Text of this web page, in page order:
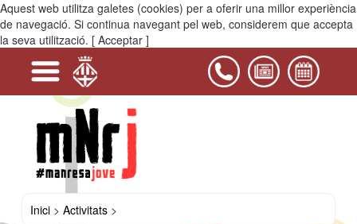
Aquest web utilitza galetes (cookies) per a oferir una millor experiència
de navegació. Si continua navegant pel web, considerem que accepta
la seva utilització. [ Acceptar ]
MENÚ
Serveis
+
Projectes
+
Activitats
-
Activitats
Espai
Joan
Amades
OJB
+
Estiu
Jove
+
Activitats
Casal
Joves
La
Kampana
+
Concurs
de
Estiu
Jove
2026.
+
Equipaments
+
PIJ
Casals
Bages
+
Contacta'ns
+
Inici> Activitats>